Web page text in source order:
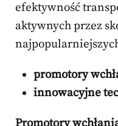
efektywność
aktywnych przez
promotory
innowacyjne